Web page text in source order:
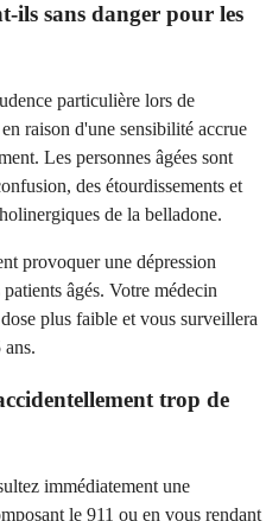
ils sans danger pour les
particulière lors de
raison d'une sensibilité accrue
Les personnes âgées sont
des étourdissements et
de la belladone.
provoquer une dépression
âgés. Votre médecin
plus faible et vous surveillera
trop de
immédiatement une
le 911 ou en vous rendant